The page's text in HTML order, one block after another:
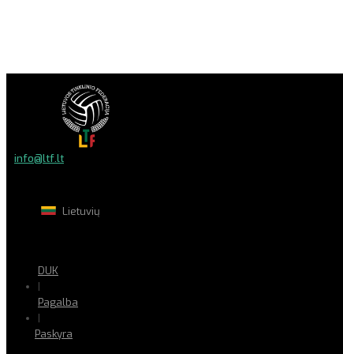
info@ltf.lt
Lietuvių
DUK
|
Pagalba
|
Paskyra